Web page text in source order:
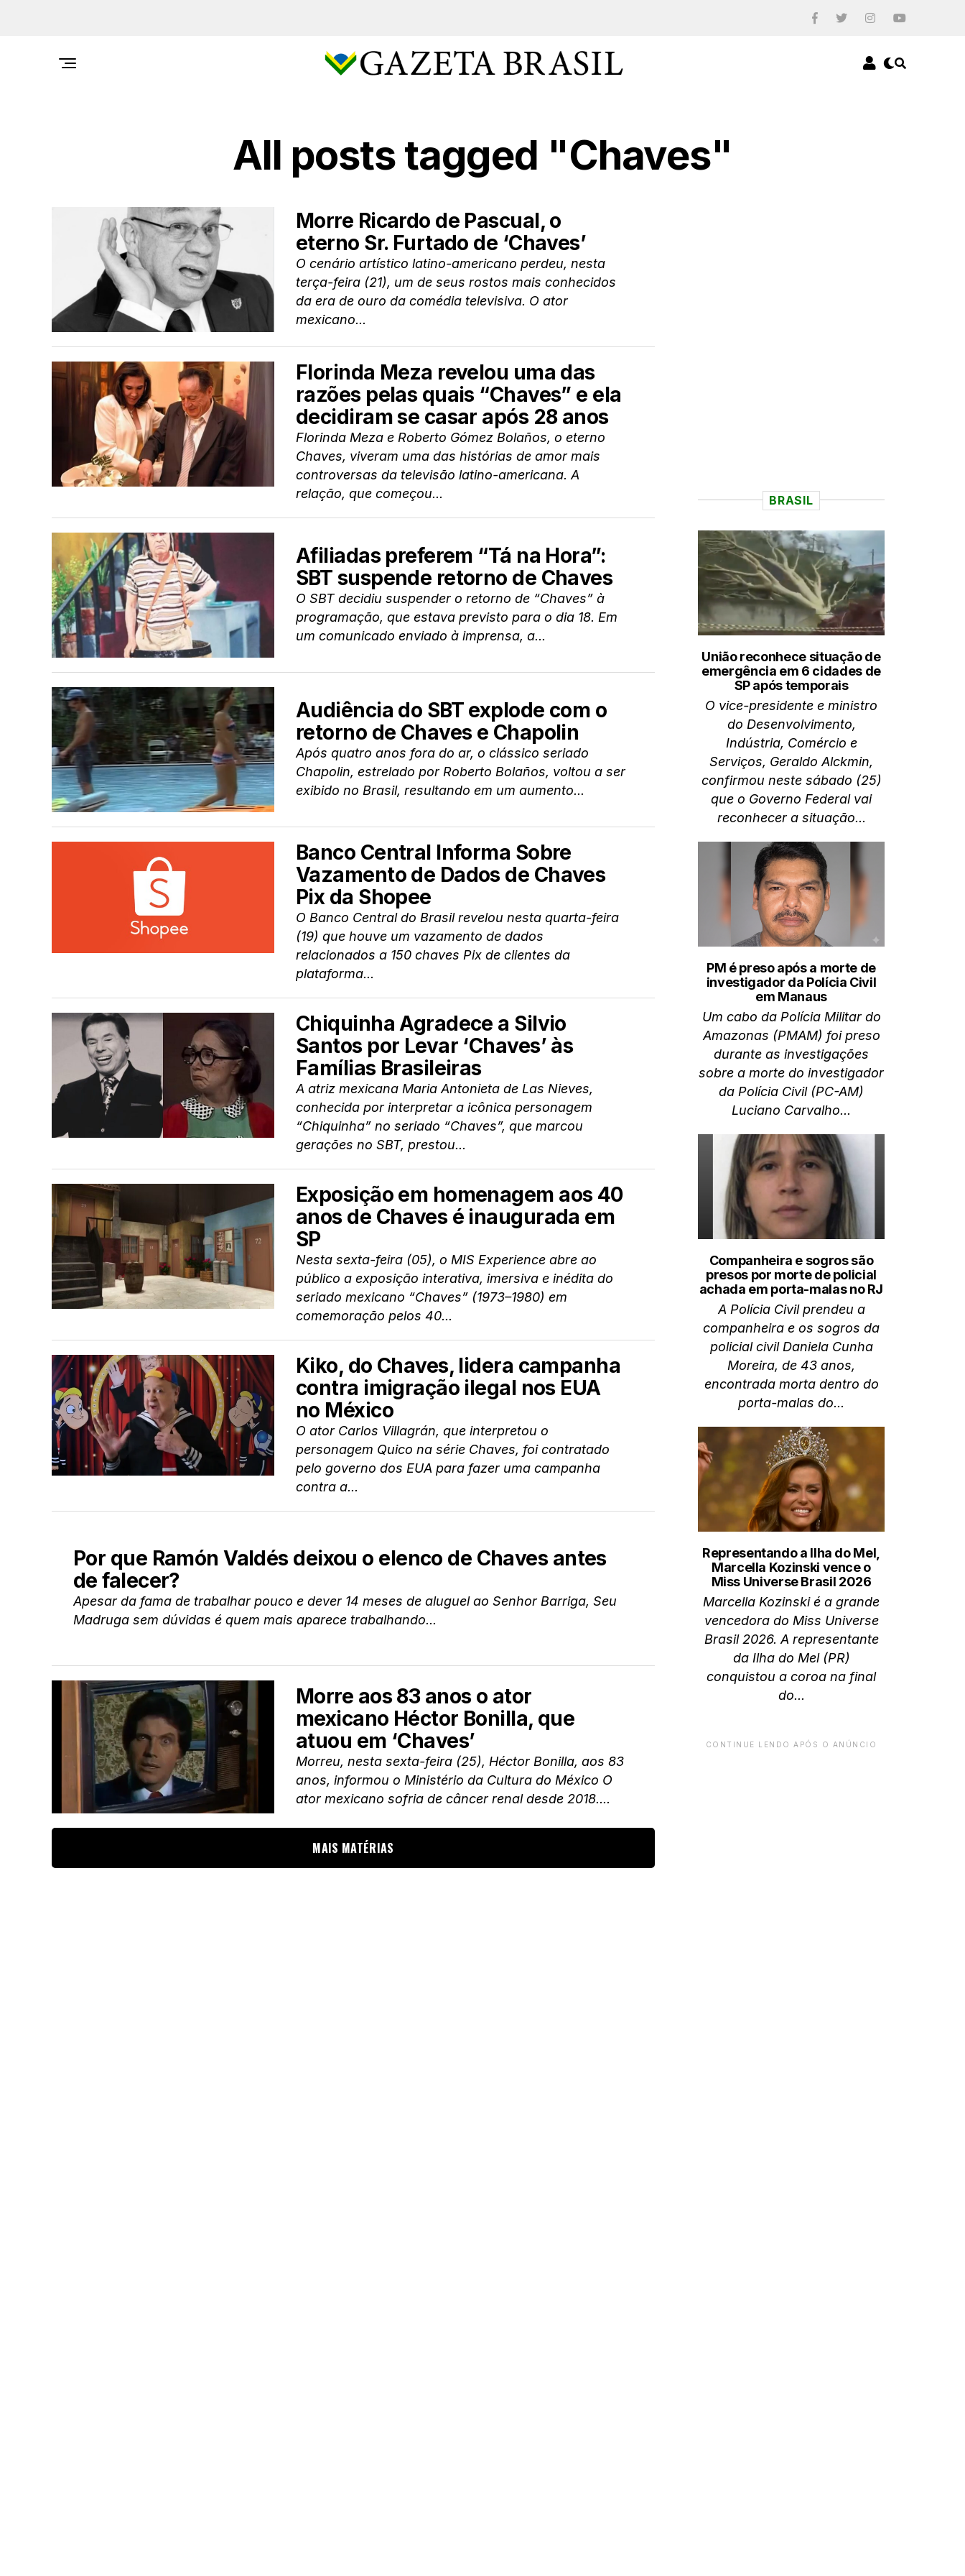
All posts tagged "Chaves"
Morre Ricardo de Pascual, o
eterno Sr. Furtado de ‘Chaves’
O cenário artístico latino-americano perdeu, nesta
terça-feira (21), um de seus rostos mais conhecidos
da era de ouro da comédia televisiva. O ator
mexicano...
Florinda Meza revelou uma das
razões pelas quais “Chaves” e ela
decidiram se casar após 28 anos
Florinda Meza e Roberto Gómez Bolaños, o eterno
Chaves, viveram uma das histórias de amor mais
controversas da televisão latino-americana. A
relação, que começou...
Afiliadas preferem “Tá na Hora”:
SBT suspende retorno de Chaves
O SBT decidiu suspender o retorno de “Chaves” à
programação, que estava previsto para o dia 18. Em
um comunicado enviado à imprensa, a...
Audiência do SBT explode com o
retorno de Chaves e Chapolin
Após quatro anos fora do ar, o clássico seriado
Chapolin, estrelado por Roberto Bolaños, voltou a ser
exibido no Brasil, resultando em um aumento...
Banco Central Informa Sobre
Vazamento de Dados de Chaves
Pix da Shopee
O Banco Central do Brasil revelou nesta quarta-feira
(19) que houve um vazamento de dados
relacionados a 150 chaves Pix de clientes da
plataforma...
Chiquinha Agradece a Silvio
Santos por Levar ‘Chaves’ às
Famílias Brasileiras
A atriz mexicana Maria Antonieta de Las Nieves,
conhecida por interpretar a icônica personagem
“Chiquinha” no seriado “Chaves”, que marcou
gerações no SBT, prestou...
Exposição em homenagem aos 40
anos de Chaves é inaugurada em
SP
Nesta sexta-feira (05), o MIS Experience abre ao
público a exposição interativa, imersiva e inédita do
seriado mexicano “Chaves” (1973–1980) em
comemoração pelos 40...
Kiko, do Chaves, lidera campanha
contra imigração ilegal nos EUA
no México
O ator Carlos Villagrán, que interpretou o
personagem Quico na série Chaves, foi contratado
pelo governo dos EUA para fazer uma campanha
contra a...
Por que Ramón Valdés deixou o elenco de Chaves antes
de falecer?
Apesar da fama de trabalhar pouco e dever 14 meses de aluguel ao Senhor Barriga, Seu
Madruga sem dúvidas é quem mais aparece trabalhando...
Morre aos 83 anos o ator
mexicano Héctor Bonilla, que
atuou em ‘Chaves’
Morreu, nesta sexta-feira (25), Héctor Bonilla, aos 83
anos, informou o Ministério da Cultura do México O
ator mexicano sofria de câncer renal desde 2018....
MAIS MATÉRIAS
BRASIL
União reconhece situação de
emergência em 6 cidades de
SP após temporais
O vice-presidente e ministro
do Desenvolvimento,
Indústria, Comércio e
Serviços, Geraldo Alckmin,
confirmou neste sábado (25)
que o Governo Federal vai
reconhecer a situação...
PM é preso após a morte de
investigador da Polícia Civil
em Manaus
Um cabo da Polícia Militar do
Amazonas (PMAM) foi preso
durante as investigações
sobre a morte do investigador
da Polícia Civil (PC-AM)
Luciano Carvalho...
Companheira e sogros são
presos por morte de policial
achada em porta-malas no RJ
A Polícia Civil prendeu a
companheira e os sogros da
policial civil Daniela Cunha
Moreira, de 43 anos,
encontrada morta dentro do
porta-malas do...
Representando a Ilha do Mel,
Marcella Kozinski vence o
Miss Universe Brasil 2026
Marcella Kozinski é a grande
vencedora do Miss Universe
Brasil 2026. A representante
da Ilha do Mel (PR)
conquistou a coroa na final
do...
CONTINUE LENDO APÓS O ANÚNCIO